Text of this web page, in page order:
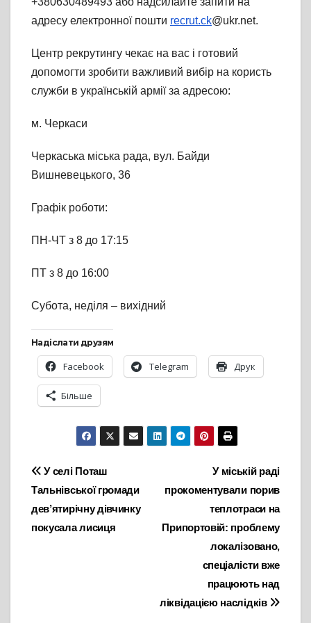
адресу електронної пошти recrut.ck@ukr.net.
Центр рекрутингу чекає на вас і готовий
допомогти зробити важливий вибір на користь
служби в українській армії за адресою:
м. Черкаси
Черкаська міська рада, вул. Байди
Вишневецького, 36
Графік роботи:
ПН-ЧТ з 8 до 17:15
ПТ з 8 до 16:00
Субота, неділя – вихідний
Надіслати друзям
Facebook Telegram Друк
Більше
Навігація
записів
У міській раді
прокоментували порив
теплотраси на
Припортовій: проблему
локалізовано,
спеціалісти вже
працюють над
ліквідацією наслідків
У селі Поташ
Тальнівської громади
дев’ятирічну дівчинку
покусала лисиця